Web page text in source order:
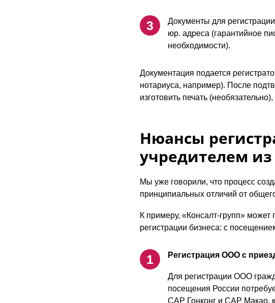
Документы для
юр. адреса (гарантийное
необходимости).
Документация подается
нотариуса, например). После
изготовить печать
Нюансы
учредителем
Мы уже говорили, что процесс
принципиальных отличий от
К примеру, «Консалт-групп»
регистрации бизнеса: с
Регистрация ООО с
Для регистрации ООО
посещения России
САР Гонконг и САР Макао,